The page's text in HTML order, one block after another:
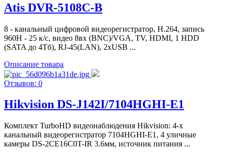
Atis DVR-5108C-B
8 - канальный цифровой видеорегистратор, Н.264, запись
960H - 25 к/с, видео 8вх (BNC)/VGA, TV, HDMI, 1 HDD
(SATA до 4Тб), RJ-45(LAN), 2xUSB ...
Описание товара
Отзывов: 0
Hikvision DS-J142I/7104HGHI-E1
Комплект TurboHD видеонаблюдения Hikvision: 4-х
канальный видеорегистратор 7104HGHI-E1, 4 уличные
камеры DS-2CE16C0T-IR 3.6мм, источник питания ...